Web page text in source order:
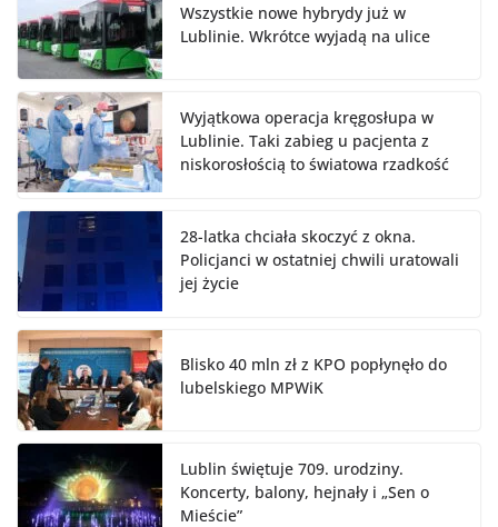
Wszystkie nowe hybrydy już w
Lublinie. Wkrótce wyjadą na ulice
Wyjątkowa operacja kręgosłupa w
Lublinie. Taki zabieg u pacjenta z
niskorosłością to światowa rzadkość
28-latka chciała skoczyć z okna.
Policjanci w ostatniej chwili uratowali
jej życie
Blisko 40 mln zł z KPO popłynęło do
lubelskiego MPWiK
Lublin świętuje 709. urodziny.
Koncerty, balony, hejnały i „Sen o
Mieście”